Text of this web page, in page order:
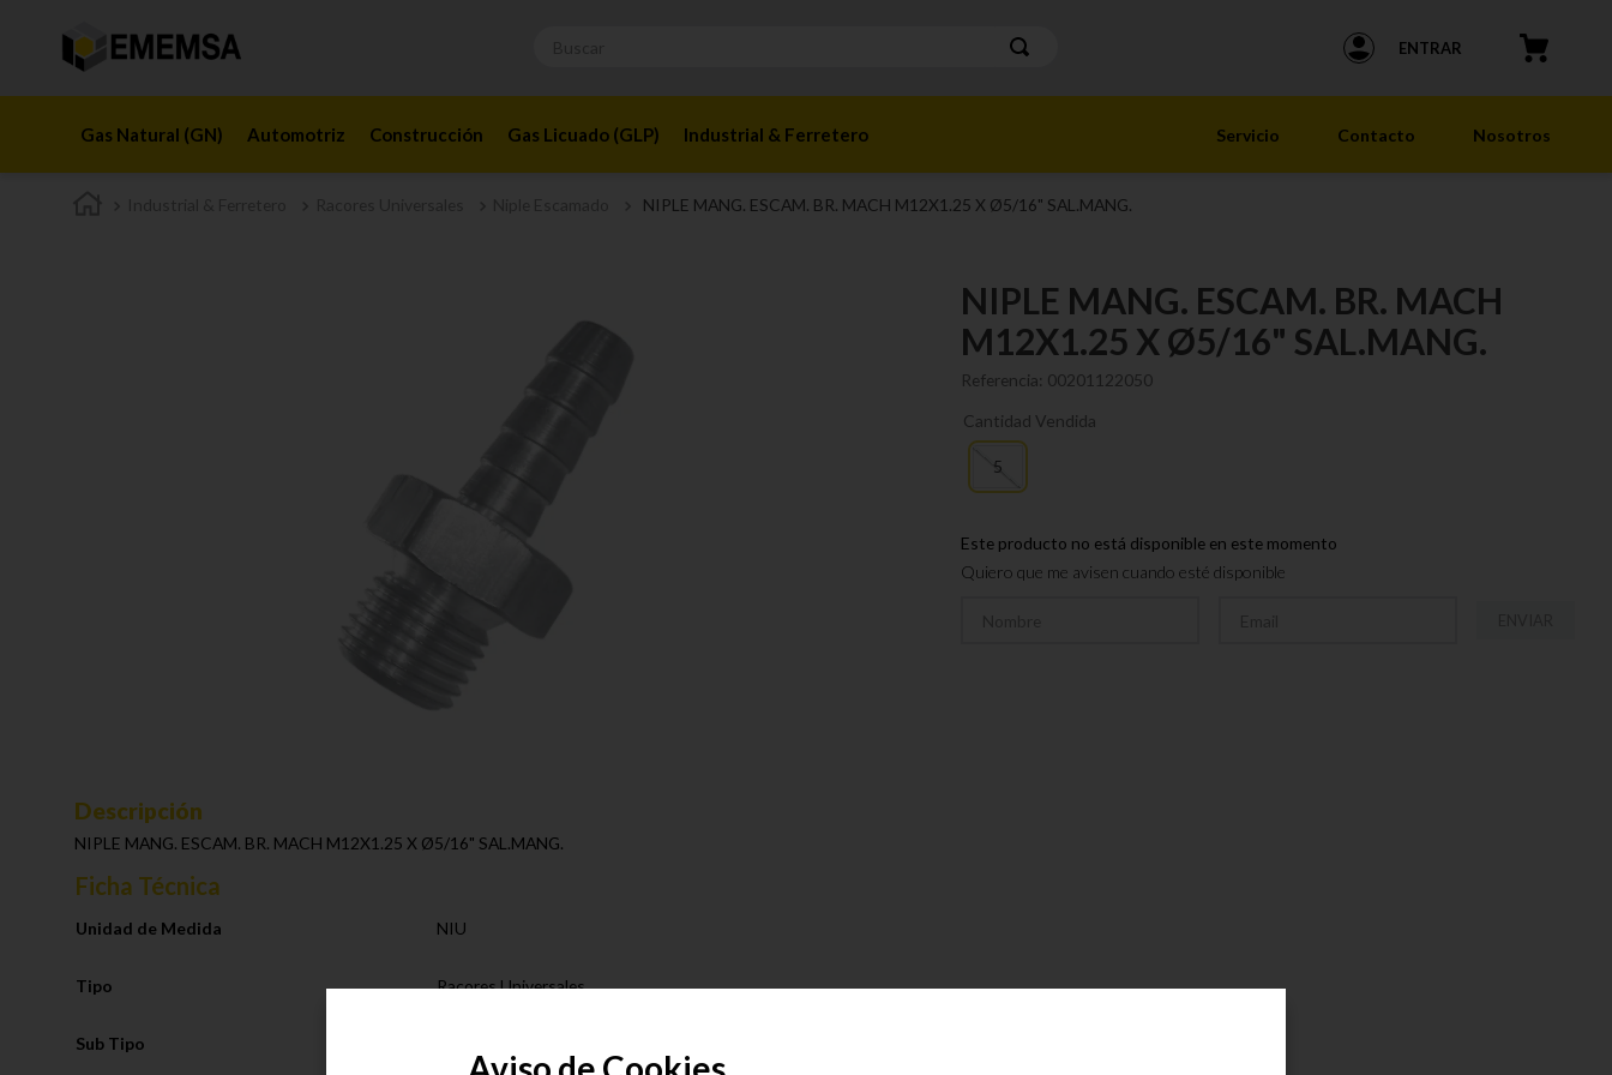
ENTRAR
Gas Natural (GN) Automotriz Construcción Gas Licuado (GLP) Industrial & Ferretero Servicio Contacto Nosotros
NIPLE MANG. ESCAM. BR. MACH M12X1.25 X Ø5/16" SAL.MANG.
NIPLE MANG. ESCAM. BR. MACH
M12X1.25 X Ø5/16" SAL.MANG.
Referencia: 00201122050
Cantidad Vendida
5
Este producto no está disponible en este momento
Quiero que me avisen cuando esté disponible
Descripción
NIPLE MANG. ESCAM. BR. MACH M12X1.25 X Ø5/16" SAL.MANG.
Ficha Técnica
Unidad de Medida NIU
Tipo Racores Universales
Sub Tipo